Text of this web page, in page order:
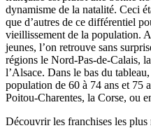
dynamisme de la natalité. Ceci
que d’autres de ce différentiel
vieillissement de la population.
jeunes, l’on retrouve sans
régions le Nord-Pas-de-Calais,
l’Alsace. Dans le bas du
population de 60 à 74 ans et 75
Poitou-Charentes, la Corse, ou
Découvrir les franchises les plus